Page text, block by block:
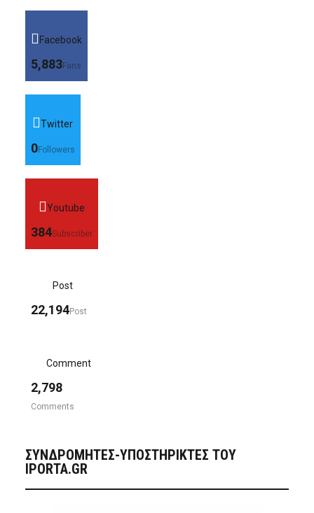
Facebook
5,883Fans
Twitter
0Followers
Youtube
384Subscriber
Post
22,194Post
Comment
2,798
Comments
ΣΥΝΔΡΟΜΗΤΈΣ-ΥΠΟΣΤΗΡΙΚΤΈΣ ΤΟΥ
IPORTA.GR